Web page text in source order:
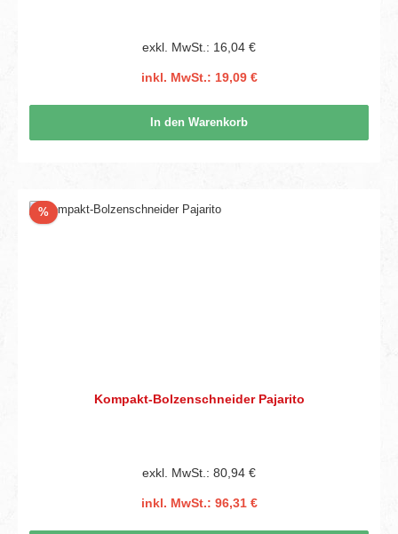
exkl. MwSt.: 16,04 €
inkl. MwSt.: 19,09 €
In den Warenkorb
%Rabatt
Kompakt-Bolzenschneider Pajarito
exkl. MwSt.: 80,94 €
inkl. MwSt.: 96,31 €